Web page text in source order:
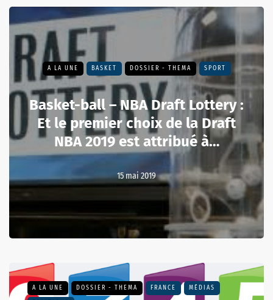
A LA UNE BASKET DOSSIER - THEMA SPORT
Basket-ball – NBA Draft Lottery :
Et le premier choix de la Draft
NBA 2019 est attribué à…
15 mai 2019
A LA UNE DOSSIER - THEMA FRANCE MÉDIAS